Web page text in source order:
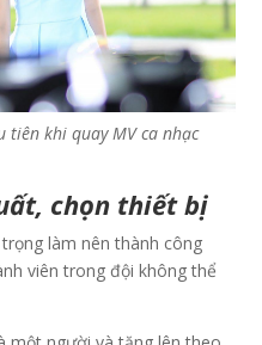
tiên khi quay MV ca nhạc
chọn thiết bị
làm nên thành công
viên trong đội không thể